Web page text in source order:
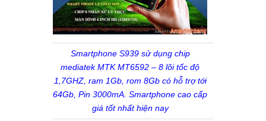
Smartphone S939 sử dụng chip
mediatek MTK MT6592 – 8 lõi tốc độ
1,7GHZ, ram 1Gb, rom 8Gb có hỗ trợ tới
64Gb, Pin 3000mA. Smartphone cao cấp
giá tốt nhất hiện nay